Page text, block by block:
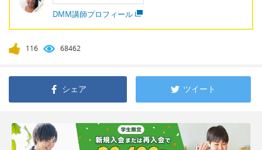
DMM講師プロフィール
116 68462
シェア ツイート